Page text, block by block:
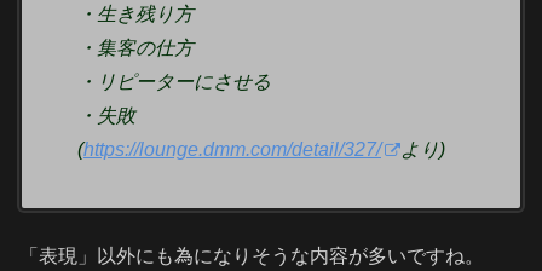
・生き残り方
・集客の仕方
・リピーターにさせる
・失敗
(https://lounge.dmm.com/detail/327/ より)
「表現」以外にも為になりそうな内容が多いですね。